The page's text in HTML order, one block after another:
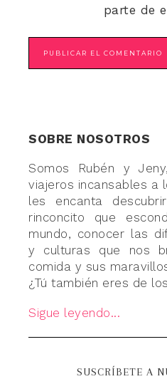
parte de
SOBRE NOSOTROS
Somos Rubén y
viajeros incansables a
les encanta
rinconcito que
mundo, conocer las
y culturas que nos
comida y sus
¿Tú también eres de
Sigue leyendo...
SUSCRÍBETE A